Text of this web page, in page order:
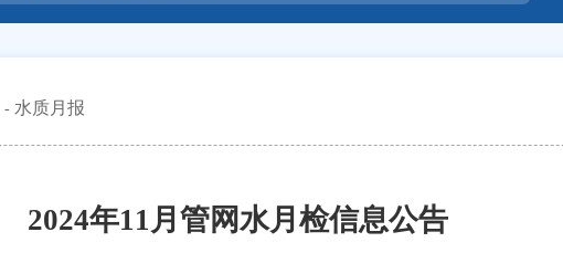
水质月报
2024年11月管网水月检信息公告